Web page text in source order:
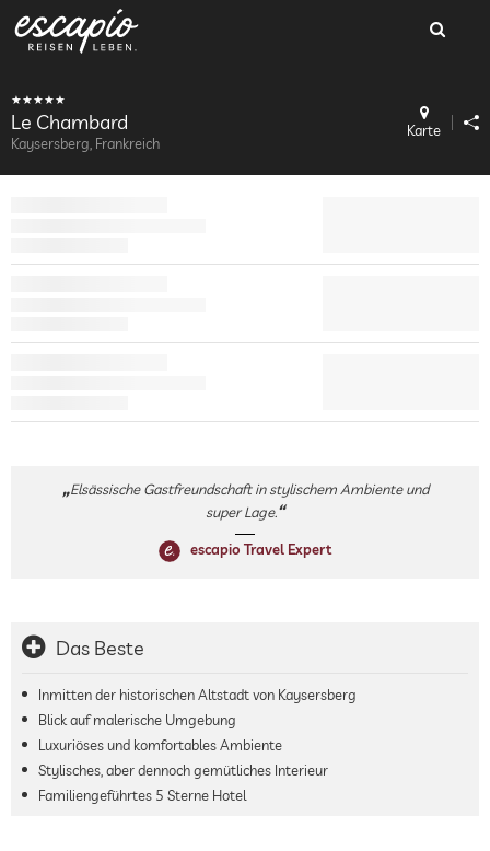
Le Chambard
Kaysersberg, Frankreich
Karte
Elsässische Gastfreundschaft in stylischem Ambiente und
super Lage.
escapio Travel Expert
Das Beste
Inmitten der historischen Altstadt von Kaysersberg
Blick auf malerische Umgebung
Luxuriöses und komfortables Ambiente
Stylisches, aber dennoch gemütliches Interieur
Familiengeführtes 5 Sterne Hotel